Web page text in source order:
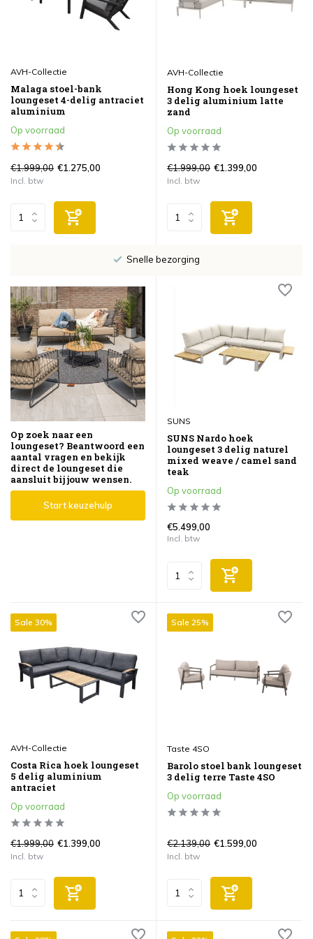
AVH-Collectie
Malaga stoel-bank
loungeset 4-delig antraciet
aluminium
Op voorraad
€1.999,00 €1.275,00
Incl. btw
AVH-Collectie
Hong Kong hoek loungeset
3 delig aluminium latte
zand
Op voorraad
€1.999,00 €1.399,00
Incl. btw
Snelle bezorging
Op zoek naar een
loungeset? Beantwoord een
aantal vragen en bekijk
direct de loungeset die
aansluit bij jouw wensen.
Start keuzehulp
SUNS
SUNS Nardo hoek
loungeset 3 delig naturel
mixed weave / camel sand
teak
Op voorraad
€5.499,00
Incl. btw
Sale 30%
AVH-Collectie
Costa Rica hoek loungeset
5 delig aluminium
antraciet
Op voorraad
€1.999,00 €1.399,00
Incl. btw
Sale 25%
Taste 4SO
Barolo stoel bank loungeset
3 delig terre Taste 4SO
Op voorraad
€2.139,00 €1.599,00
Incl. btw